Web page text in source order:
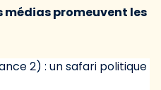
médias promeuvent les